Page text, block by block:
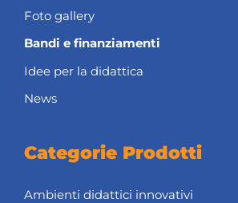
Foto gallery
Bandi e finanziamenti
Idee per la didattica
News
Categorie Prodotti
Ambienti didattici innovativi